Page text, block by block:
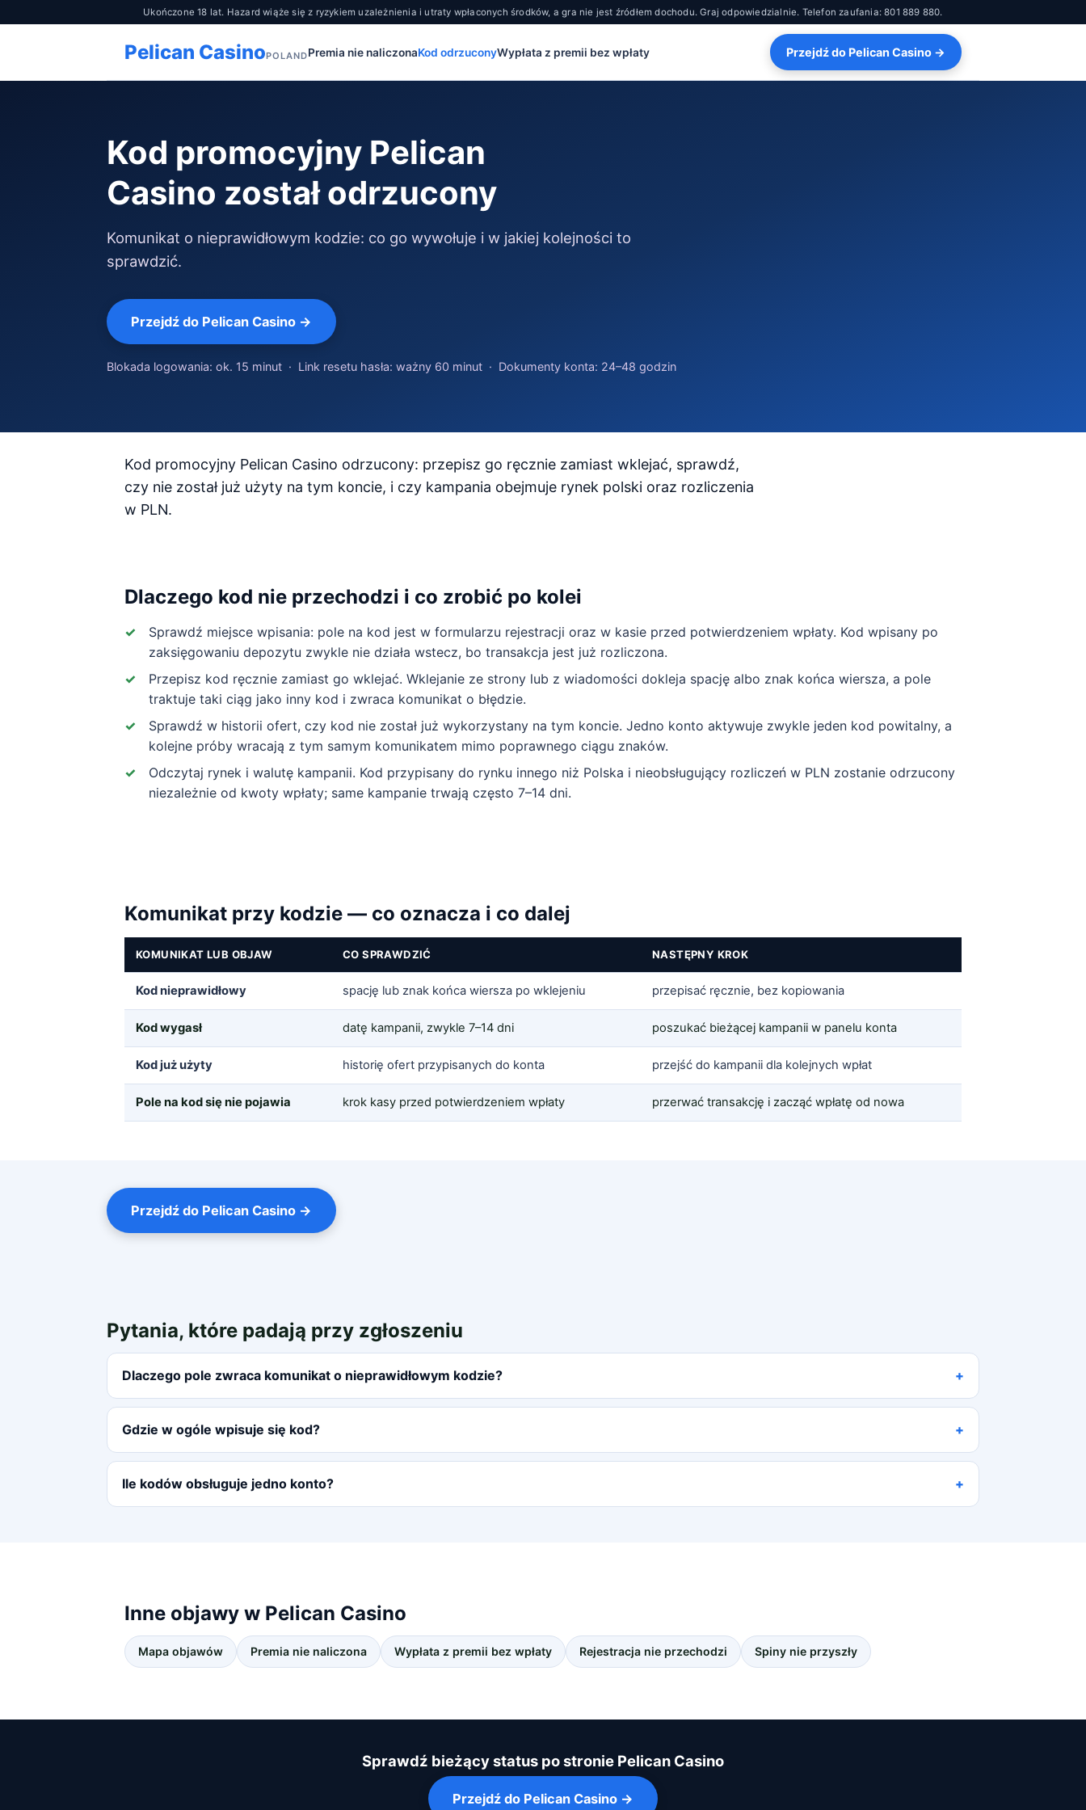
Ukończone 18 lat. Hazard wiąże się z ryzykiem uzależnienia i utraty wpłaconych środków, a gra nie jest źródłem dochodu. Graj odpowiedzialnie. Telefon zaufania: 801 889 880.
Pelican CasinoPOLANDPremia nie naliczonaKod odrzuconyWypłata z premii bez wpłaty Przejdź do Pelican Casino →
Kod promocyjny Pelican
Casino został odrzucony
Komunikat o nieprawidłowym kodzie: co go wywołuje i w jakiej kolejności to
sprawdzić.
Przejdź do Pelican Casino →
Blokada logowania: ok. 15 minut · Link resetu hasła: ważny 60 minut · Dokumenty konta: 24–48 godzin
Kod promocyjny Pelican Casino odrzucony: przepisz go ręcznie zamiast wklejać, sprawdź,
czy nie został już użyty na tym koncie, i czy kampania obejmuje rynek polski oraz rozliczenia
w PLN.
Dlaczego kod nie przechodzi i co zrobić po kolei
Sprawdź miejsce wpisania: pole na kod jest w formularzu rejestracji oraz w kasie przed potwierdzeniem wpłaty. Kod wpisany po
zaksięgowaniu depozytu zwykle nie działa wstecz, bo transakcja jest już rozliczona.
Przepisz kod ręcznie zamiast go wklejać. Wklejanie ze strony lub z wiadomości dokleja spację albo znak końca wiersza, a pole
traktuje taki ciąg jako inny kod i zwraca komunikat o błędzie.
Sprawdź w historii ofert, czy kod nie został już wykorzystany na tym koncie. Jedno konto aktywuje zwykle jeden kod powitalny, a
kolejne próby wracają z tym samym komunikatem mimo poprawnego ciągu znaków.
Odczytaj rynek i walutę kampanii. Kod przypisany do rynku innego niż Polska i nieobsługujący rozliczeń w PLN zostanie odrzucony
niezależnie od kwoty wpłaty; same kampanie trwają często 7–14 dni.
Komunikat przy kodzie — co oznacza i co dalej
KOMUNIKAT LUB OBJAW CO SPRAWDZIĆ NASTĘPNY KROK
Kod nieprawidłowy spację lub znak końca wiersza po wklejeniu przepisać ręcznie, bez kopiowania
Kod wygasł datę kampanii, zwykle 7–14 dni poszukać bieżącej kampanii w panelu konta
Kod już użyty historię ofert przypisanych do konta przejść do kampanii dla kolejnych wpłat
Pole na kod się nie pojawia krok kasy przed potwierdzeniem wpłaty przerwać transakcję i zacząć wpłatę od nowa
Przejdź do Pelican Casino →
Pytania, które padają przy zgłoszeniu
Dlaczego pole zwraca komunikat o nieprawidłowym kodzie?
Gdzie w ogóle wpisuje się kod?
Ile kodów obsługuje jedno konto?
Inne objawy w Pelican Casino
Mapa objawów Premia nie naliczona Wypłata z premii bez wpłaty Rejestracja nie przechodzi Spiny nie przyszły
Sprawdź bieżący status po stronie Pelican Casino
Przejdź do Pelican Casino →